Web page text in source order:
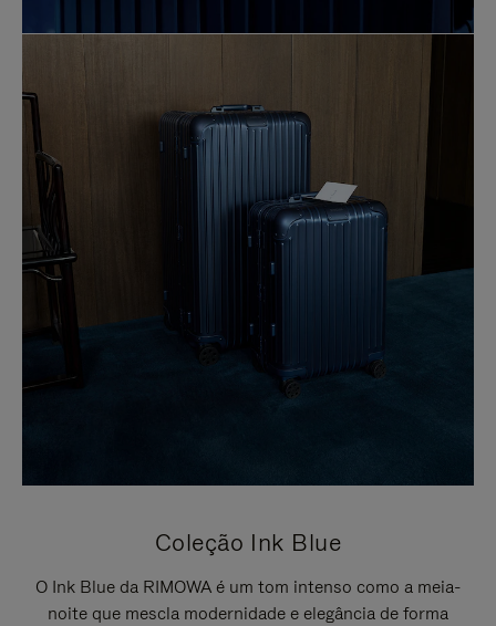
Coleção Ink Blue
O Ink Blue da RIMOWA é um tom intenso como a meia-
noite que mescla modernidade e elegância de forma